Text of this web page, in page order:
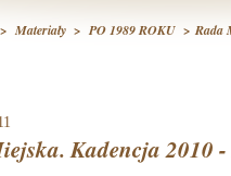
>Materiały >PO 1989 ROKU > Rada
Kadencja 2010